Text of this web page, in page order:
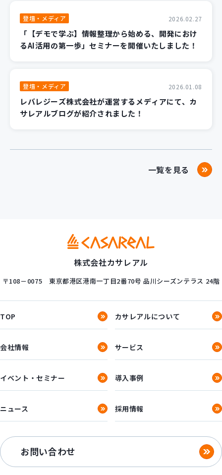
登壇・メディア 2026.02.27
「【デモで学ぶ】情報整理から始める、開発におけ
るAI活用の第一歩」セミナーを開催いたしました！
登壇・メディア 2026.01.08
レバレジーズ株式会社が運営するメディアにて、カ
サレアルブログが紹介されました！
一覧を見る
株式会社カサレアル
〒108－0075 東京都港区港南一丁目2番70号 品川シーズンテラス 24階
TOP カサレアルについて
会社情報 サービス
イベント・セミナー 導入事例
ニュース 採用情報
お問い合わせ